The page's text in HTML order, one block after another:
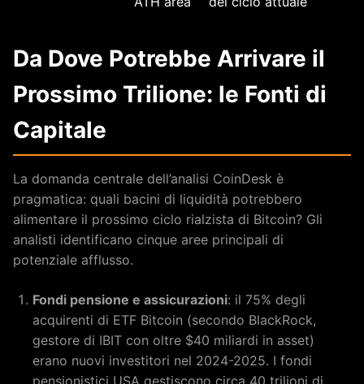
Da Dove Potrebbe Arrivare il
Prossimo Trilione: le Fonti di
Capitale
La domanda centrale dell’analisi CoinDesk è
pragmatica: quali bacini di liquidità potrebbero
alimentare il prossimo ciclo rialzista di Bitcoin? Gli
analisti identificano cinque aree principali di
potenziale afflusso.
Fondi pensione e assicurazioni: il 75% degli
acquirenti di ETF Bitcoin (secondo BlackRock,
gestore di IBIT con oltre $40 miliardi in asset)
erano nuovi investitori nel 2024-2025. I fondi